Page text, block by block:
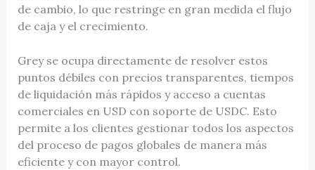
de cambio, lo que restringe en gran medida el flujo
de caja y el crecimiento.
Grey se ocupa directamente de resolver estos
puntos débiles con precios transparentes, tiempos
de liquidación más rápidos y acceso a cuentas
comerciales en USD con soporte de USDC. Esto
permite a los clientes gestionar todos los aspectos
del proceso de pagos globales de manera más
eficiente y con mayor control.